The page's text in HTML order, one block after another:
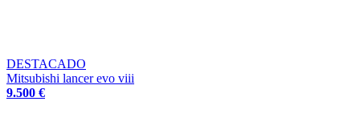
DESTACADO
Mitsubishi lancer evo viii
9.500 €